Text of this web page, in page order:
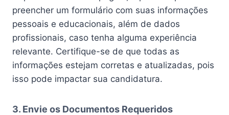
preencher um formulário com suas informações
pessoais e educacionais, além de dados
profissionais, caso tenha alguma experiência
relevante. Certifique-se de que todas as
informações estejam corretas e atualizadas, pois
isso pode impactar sua candidatura.
3. Envie os Documentos Requeridos